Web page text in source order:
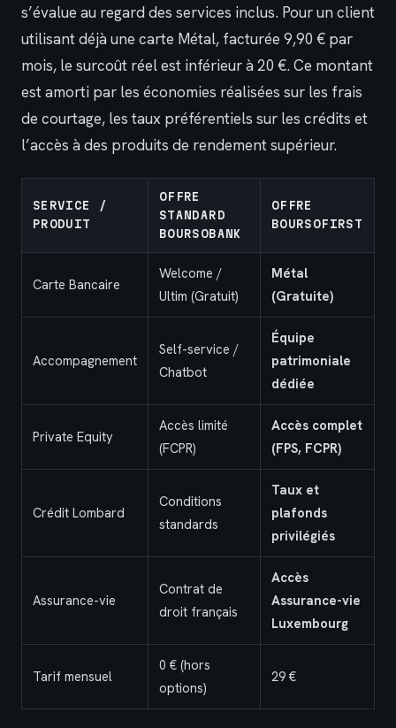
s’évalue au regard des services inclus. Pour un client
utilisant déjà une carte Métal, facturée 9,90 € par
mois, le surcoût réel est inférieur à 20 €. Ce montant
est amorti par les économies réalisées sur les frais
de courtage, les taux préférentiels sur les crédits et
l’accès à des produits de rendement supérieur.
SERVICE /
PRODUIT
OFFRE
STANDARD
BOURSOBANK
OFFRE
BOURSOFIRST
Carte Bancaire
Welcome /
Ultim (Gratuit)
Métal
(Gratuite)
Accompagnement
Self-service /
Chatbot
Équipe
patrimoniale
dédiée
Private Equity
Accès limité
(FCPR)
Accès complet
(FPS, FCPR)
Crédit Lombard
Conditions
standards
Taux et
plafonds
privilégiés
Assurance-vie
Contrat de
droit français
Accès
Assurance-vie
Luxembourg
Tarif mensuel
0 € (hors
options)
29 €